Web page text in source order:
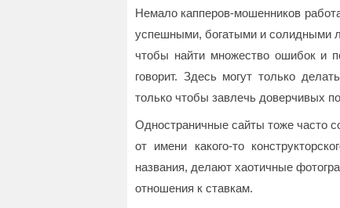
Немало капперов-мошенников
успешными, богатыми и солидными
чтобы найти множество ошибок и
говорит. Здесь могут только
только чтобы завлечь доверчивых
Одностраничные сайты тоже часто
от имени какого-то
названия, делают хаотичные
отношения к ставкам.